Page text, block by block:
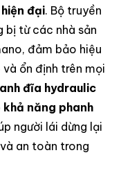
đại. Bộ truyền
bị từ các nhà sản
đảm bảo hiệu
ổn định trên mọi
đĩa hydraulic
khả năng phanh
người lái dừng lại
an toàn trong